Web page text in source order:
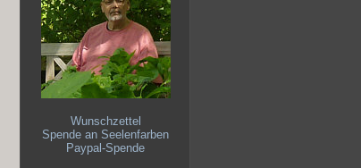
Wunschzettel
Spende an Seelenfarben
Paypal-Spende